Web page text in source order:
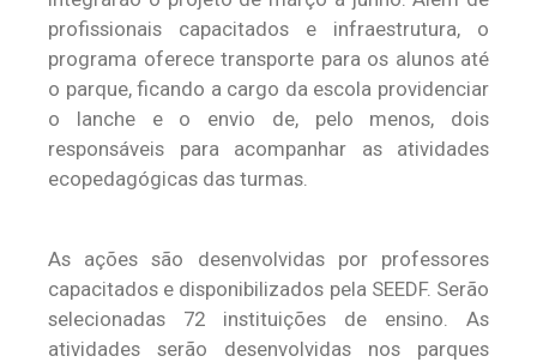
profissionais capacitados e infraestrutura, o
programa oferece transporte para os alunos até
o parque, ficando a cargo da escola providenciar
o lanche e o envio de, pelo menos, dois
responsáveis para acompanhar as atividades
ecopedagógicas das turmas.
As ações são desenvolvidas por professores
capacitados e disponibilizados pela SEEDF. Serão
selecionadas 72 instituições de ensino. As
atividades serão desenvolvidas nos parques